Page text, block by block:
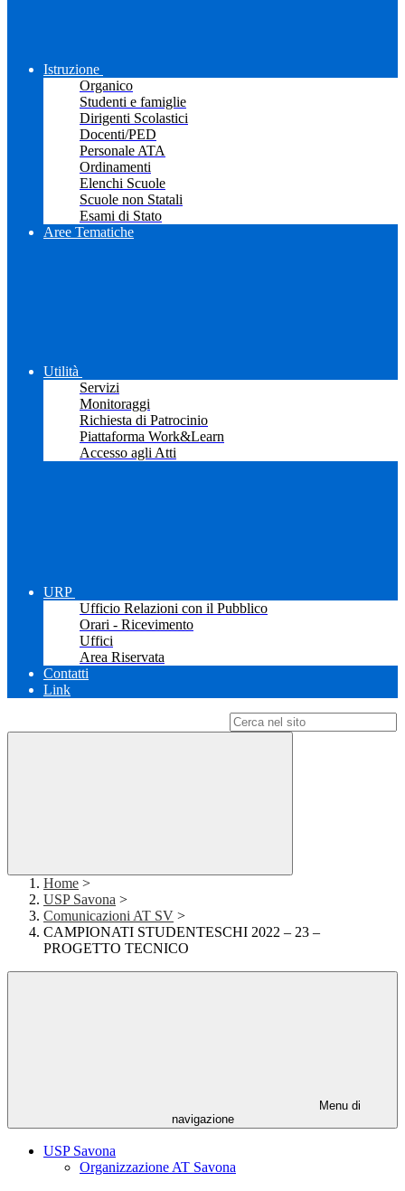
Istruzione
Organico
Studenti e famiglie
Dirigenti Scolastici
Docenti/PED
Personale ATA
Ordinamenti
Elenchi Scuole
Scuole non Statali
Esami di Stato
Aree Tematiche
Utilità
Servizi
Monitoraggi
Richiesta di Patrocinio
Piattaforma Work&Learn
Accesso agli Atti
URP
Ufficio Relazioni con il Pubblico
Orari - Ricevimento
Uffici
Area Riservata
Contatti
Link
Home >
USP Savona >
Comunicazioni AT SV >
CAMPIONATI STUDENTESCHI 2022 – 23 –
PROGETTO TECNICO
Menu di
navigazione
USP Savona
Organizzazione AT Savona